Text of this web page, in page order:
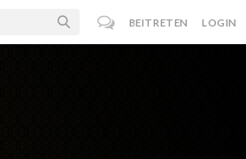
BEITRETEN LOGIN